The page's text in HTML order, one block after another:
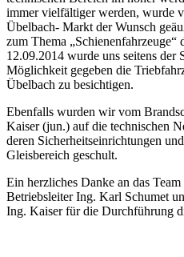
immer vielfältiger werden, wurde
Übelbach- Markt der Wunsch
zum Thema
12.09.2014 wurde uns seitens der
Möglichkeit gegeben die
Übelbach zu besichtigen.
Ebenfalls wurden wir vom
Kaiser (jun.) auf die technischen
deren Sicherheitseinrichtungen
Gleisbereich geschult.
Ein herzliches Danke an das
Betriebsleiter Ing. Karl Schumet
Ing. Kaiser für die Durchführung